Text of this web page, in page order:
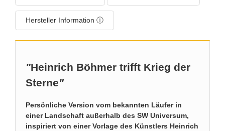
Hersteller Information ⓘ
"Heinrich Böhmer trifft Krieg der
Sterne"
Persönliche Version vom bekannten Läufer in
einer Landschaft außerhalb des SW Universum,
inspiriert von einer Vorlage des Künstlers Heinrich